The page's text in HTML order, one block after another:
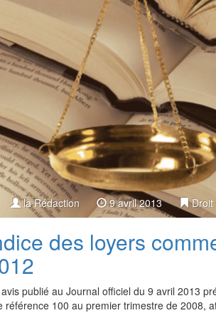
la Rédaction 9 avril 2013 Droit
des loyers
publié au Journal officiel du 9 avril 2013
référence 100 au premier trimestre de 2008,